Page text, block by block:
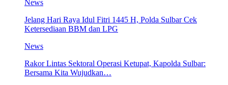
News
Jelang Hari Raya Idul Fitri 1445 H, Polda Sulbar Cek
Ketersediaan BBM dan LPG
News
Rakor Lintas Sektoral Operasi Ketupat, Kapolda Sulbar:
Bersama Kita Wujudkan…